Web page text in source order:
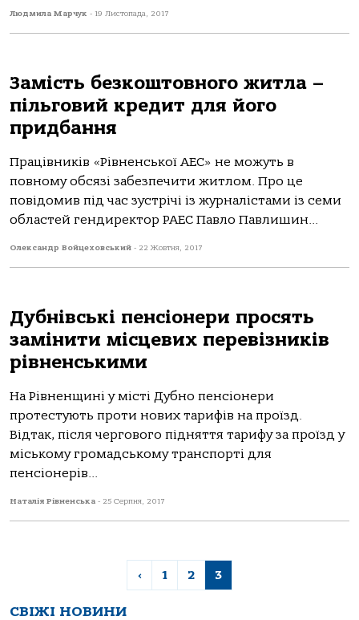
Людмила Марчук - 19 Листопада, 2017
Замість безкоштовного житла –
пільговий кредит для його
придбання
Працівників «Рівненської АЕС» не можуть в
повному обсязі забезпечити житлом. Про це
повідомив під час зустрічі із журналістами із семи
областей гендиректор РАЕС Павло Павлишин...
Олександр Войцеховський - 22 Жовтня, 2017
Дубнівські пенсіонери просять
замінити місцевих перевізників
рівненськими
На Рівненщині у місті Дубно пенсіонери
протестують проти нових тарифів на проїзд.
Відтак, після чергового підняття тарифу за проїзд у
міському громадському транспорті для
пенсіонерів...
Наталія Рівненська - 25 Серпня, 2017
‹ 1 2 3
СВІЖІ НОВИНИ